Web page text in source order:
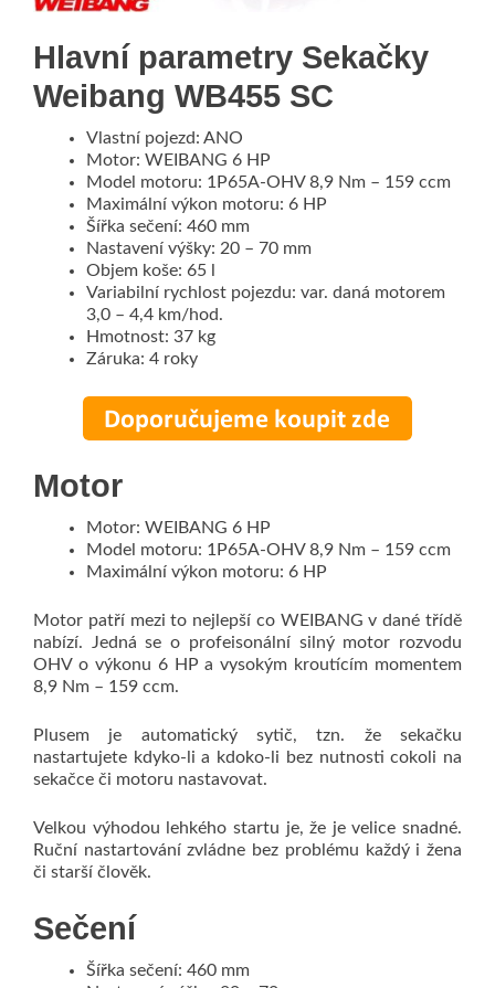
Hlavní parametry Sekačky
Weibang WB455 SC
Vlastní pojezd: ANO
Motor: WEIBANG 6 HP
Model motoru: 1P65A-OHV 8,9 Nm – 159 ccm
Maximální výkon motoru: 6 HP
Šířka sečení: 460 mm
Nastavení výšky: 20 – 70 mm
Objem koše: 65 l
Variabilní rychlost pojezdu: var. daná motorem
3,0 – 4,4 km/hod.
Hmotnost: 37 kg
Záruka: 4 roky
Motor
Motor: WEIBANG 6 HP
Model motoru: 1P65A-OHV 8,9 Nm – 159 ccm
Maximální výkon motoru: 6 HP
Motor patří mezi to nejlepší co WEIBANG v dané třídě
nabízí. Jedná se o profeisonální silný motor rozvodu
OHV o výkonu 6 HP a vysokým kroutícím momentem
8,9 Nm – 159 ccm.
Plusem je automatický sytič, tzn. že sekačku
nastartujete kdyko-li a kdoko-li bez nutnosti cokoli na
sekačce či motoru nastavovat.
Velkou výhodou lehkého startu je, že je velice snadné.
Ruční nastartování zvládne bez problému každý i žena
či starší člověk.
Sečení
Šířka sečení: 460 mm